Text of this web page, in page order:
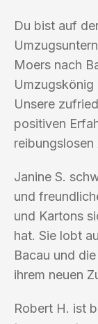
Du bist auf
Moers nach
Umzugskönig
Unsere
positiven
reibungslosen
Janine S.
und
und Kartons
hat. Sie lobt
Bacau und
ihrem neuen
Robert H. ist